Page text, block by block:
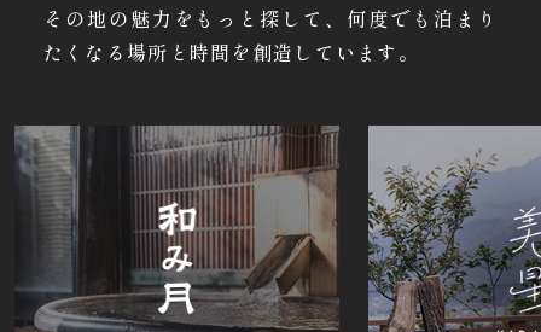
その地の魅力をもっと探して、何度でも泊まり
たくなる場所と時間を創造しています。